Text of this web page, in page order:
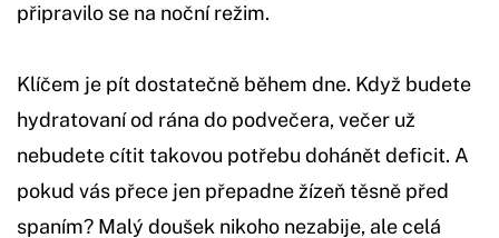
připravilo se na noční režim.
Klíčem je pít dostatečně během dne. Když budete
hydratovaní od rána do podvečera, večer už
nebudete cítit takovou potřebu dohánět deficit. A
pokud vás přece jen přepadne žízeň těsně před
spaním? Malý doušek nikoho nezabije, ale celá